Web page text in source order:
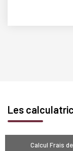
Les
Calcul Frais